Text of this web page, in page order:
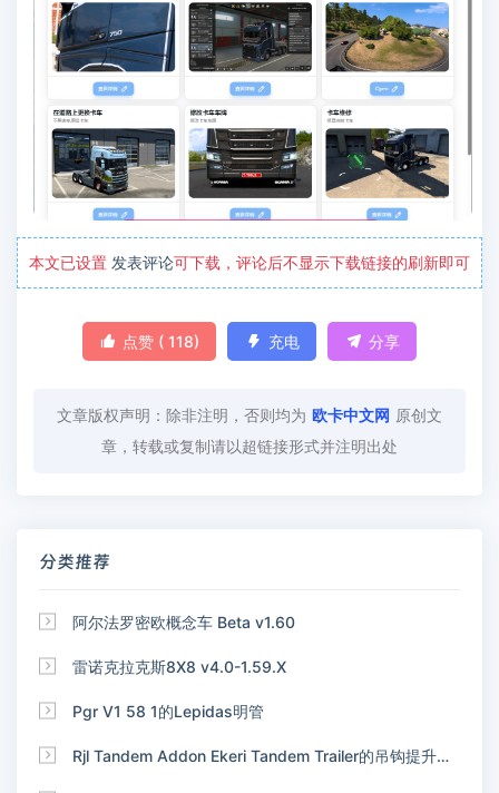
本文已设置 发表评论可下载，评论后不显示下载链接的刷新即可
 点赞 ( 118)  充电  分享
文章版权声明：除非注明，否则均为 欧卡中文网 原创文
章，转载或复制请以超链接形式并注明出处
分类推荐
 阿尔法罗密欧概念车 Beta v1.60
 雷诺克拉克斯8X8 v4.0-1.59.X
 Pgr V1 58 1的Lepidas明管
 Rjl Tandem Addon Ekeri Tandem Trailer的吊钩提升附加装置